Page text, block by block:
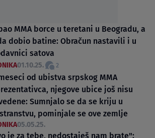
MMA borce u teretani u Beogradu, a
dobio batine: Obračun nastavili i u
satova
01.10.25. 2
od ubistva srpskog MMA
njegove ubice još nisu
Sumnjalo se da se kriju u
pominjale se ove zemlje
05.05.25.
je za tebe, nedostaješ nam brate":